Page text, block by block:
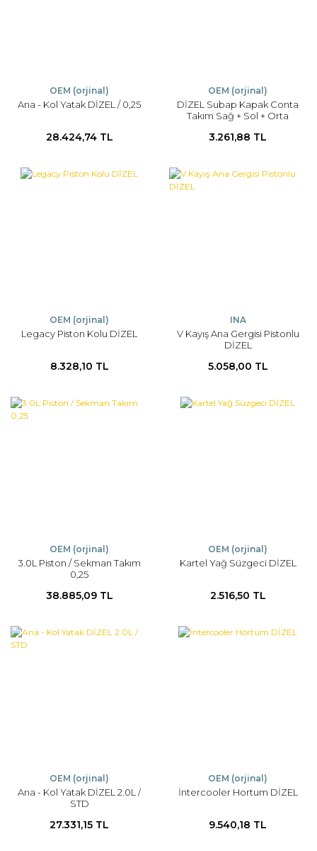
OEM (orjinal)
Ana - Kol Yatak DİZEL / 0,25
28.424,74 TL
OEM (orjinal)
DİZEL Subap Kapak Conta
Takım Sağ + Sol + Orta
3.261,88 TL
OEM (orjinal)
Legacy Piston Kolu DİZEL
8.328,10 TL
INA
V Kayış Ana Gergisi Pistonlu
DİZEL
5.058,00 TL
OEM (orjinal)
3.0L Piston / Sekman Takım
0,25
38.885,09 TL
OEM (orjinal)
Kartel Yağ Süzgeci DİZEL
2.516,50 TL
OEM (orjinal)
Ana - Kol Yatak DİZEL 2.0L /
STD
27.331,15 TL
OEM (orjinal)
İntercooler Hortum DİZEL
9.540,18 TL